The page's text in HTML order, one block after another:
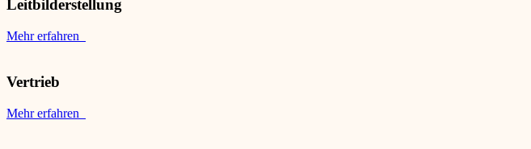
Leitbilderstellung
Mehr erfahren
Vertrieb
Mehr erfahren